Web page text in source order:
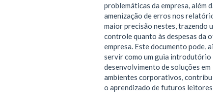
problemáticas da empresa, além da
amenização de erros nos relatórios
maior precisão nestes, trazendo
controle quanto às despesas da
empresa. Este documento pode,
servir como um guia introdutório
desenvolvimento de soluções em
ambientes corporativos,
o aprendizado de futuros leitores.